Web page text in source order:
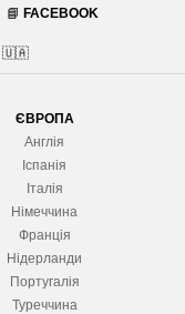
📘 FACEBOOK
🇺🇦
ЄВРОПА
Англія
Іспанія
Італія
Німеччина
Франція
Нідерланди
Португалія
Туреччина